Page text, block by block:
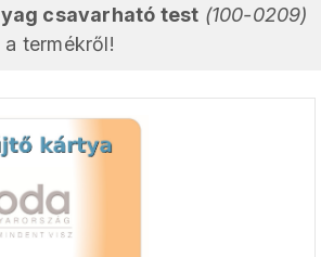
csavarható test (100-0209)
termékről!